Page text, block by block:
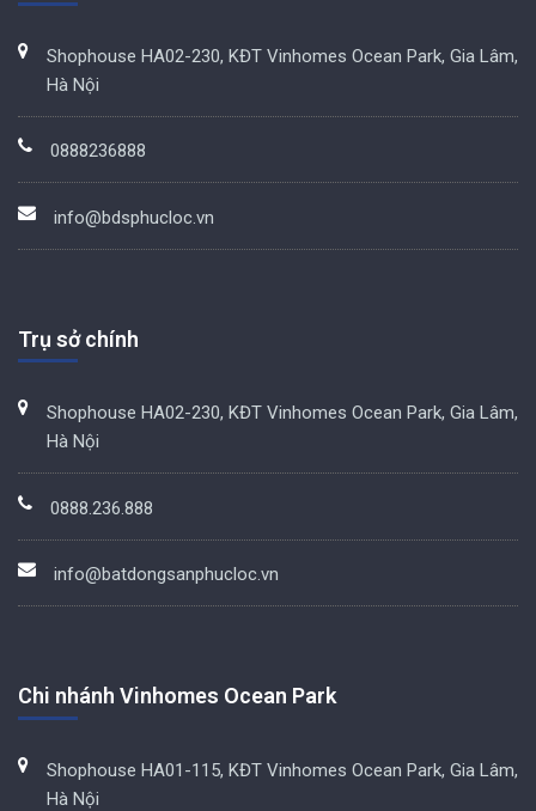
Shophouse HA02-230, KĐT Vinhomes Ocean Park, Gia Lâm,
Hà Nội
0888236888
info@bdsphucloc.vn
Trụ sở chính
Shophouse HA02-230, KĐT Vinhomes Ocean Park, Gia Lâm,
Hà Nội
0888.236.888
info@batdongsanphucloc.vn
Chi nhánh Vinhomes Ocean Park
Shophouse HA01-115, KĐT Vinhomes Ocean Park, Gia Lâm,
Hà Nội